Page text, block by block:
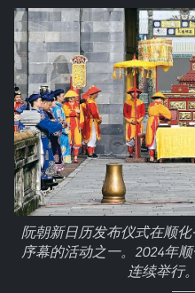
阮朝新日历发布仪式在顺
序幕的活动之一。2024年
连续举行